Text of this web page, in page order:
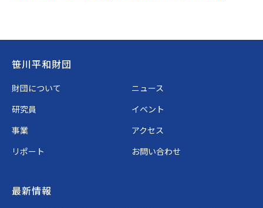
Footer
笹川平和財団
財団について
ニュース
研究員
イベント
事業
アクセス
リポート
お問い合わせ
最新情報